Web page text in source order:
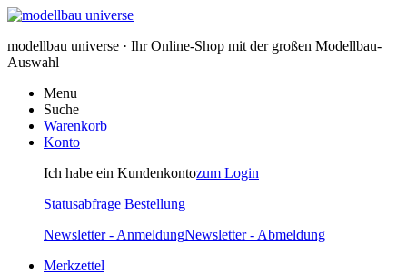
modellbau universe · Ihr Online-Shop mit der großen Modellbau-
Auswahl
Menu
Suche
Warenkorb
Konto
Ich habe ein Kundenkontozum Login
Statusabfrage Bestellung
Newsletter - AnmeldungNewsletter - Abmeldung
Merkzettel